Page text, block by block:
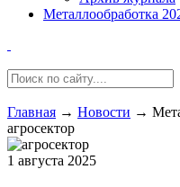
Металлообработка
Главная → Новости →
агросектор
1 августа 2025